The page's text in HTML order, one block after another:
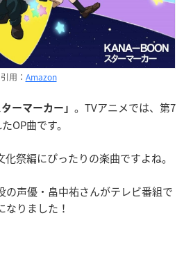
引用： Amazon
ターマーカー」 。TVアニメでは、第7
OP曲です。
祭編にぴったりの楽曲ですよね。
の声優・畠中祐さんがテレビ番組で
なりました！